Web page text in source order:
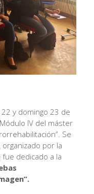
y domingo 23 de
IV del máster
Se
por la
fue dedicado a la